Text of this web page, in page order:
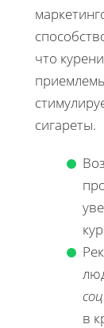
что
сигареты.
в